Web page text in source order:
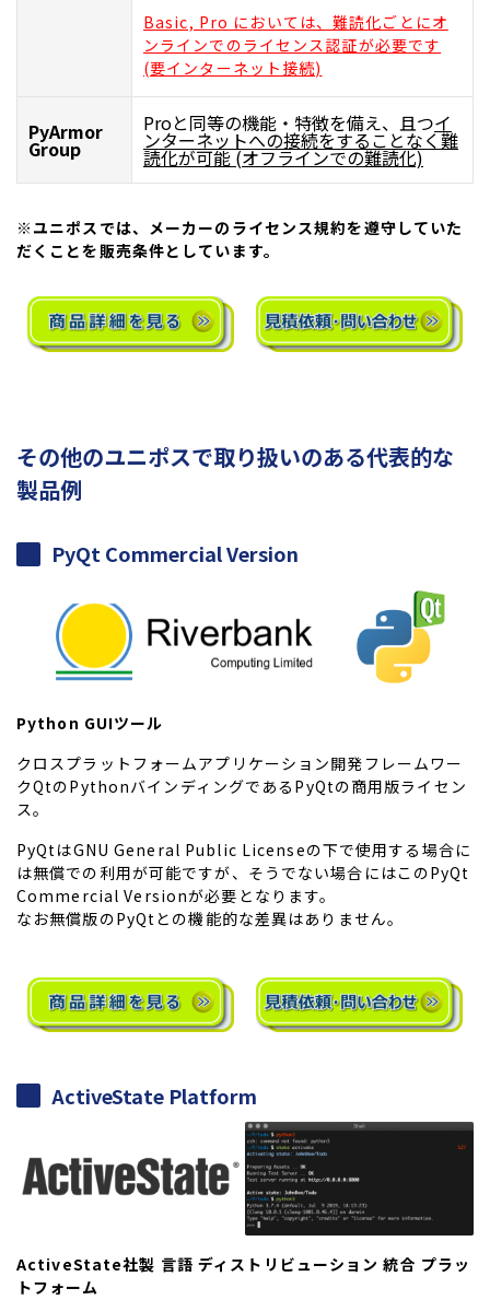
Basic, Pro においては、難読化ごとにオ
ンラインでのライセンス認証が必要です
(要インターネット接続)
PyArmor
Group
Proと同等の機能・特徴を備え、且つイ
ンターネットへの接続をすることなく難
読化が可能 (オフラインでの難読化)
※ユニポスでは、メーカーのライセンス規約を遵守していた
だくことを販売条件としています。
その他のユニポスで取り扱いのある代表的な
製品例
PyQt Commercial Version
Python GUIツール
クロスプラットフォームアプリケーション開発フレームワー
クQtのPythonバインディングであるPyQtの商用版ライセン
ス。
PyQtはGNU General Public Licenseの下で使用する場合に
は無償での利用が可能ですが、そうでない場合にはこのPyQt
Commercial Versionが必要となります。
なお無償版のPyQtとの機能的な差異はありません。
ActiveState Platform
ActiveState社製 言語 ディストリビューション 統合 プラッ
トフォーム